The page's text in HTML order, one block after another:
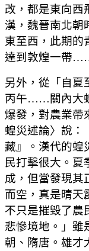
改，都是東向西
漢，魏晉南北朝
東至西，此期的
達到敦煌一帶
另外，從「自夏
丙午……關內大
爆發，對農業帶
蝗災述論〉說：
藏』。漢代的蝗
民打擊很大。夏
成，但當發現其
而空，真是晴天
不只是摧毀了農
悲慘境地。」雖
朝、隋唐。雄才